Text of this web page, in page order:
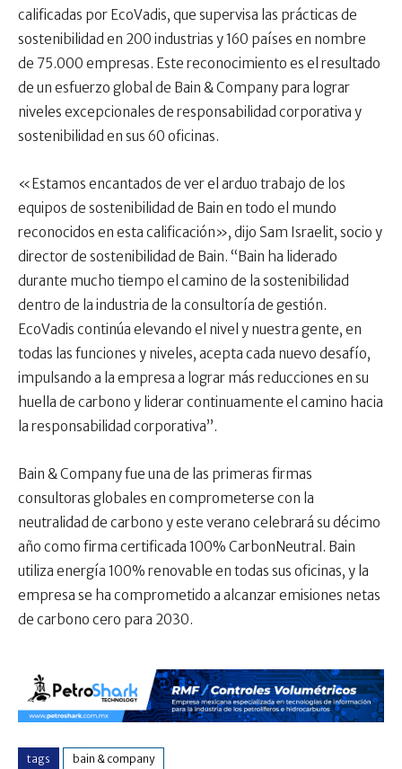
calificadas por EcoVadis, que supervisa las prácticas de
sostenibilidad en 200 industrias y 160 países en nombre
de 75.000 empresas. Este reconocimiento es el resultado
de un esfuerzo global de Bain & Company para lograr
niveles excepcionales de responsabilidad corporativa y
sostenibilidad en sus 60 oficinas.
«Estamos encantados de ver el arduo trabajo de los
equipos de sostenibilidad de Bain en todo el mundo
reconocidos en esta calificación», dijo Sam Israelit, socio y
director de sostenibilidad de Bain. “Bain ha liderado
durante mucho tiempo el camino de la sostenibilidad
dentro de la industria de la consultoría de gestión.
EcoVadis continúa elevando el nivel y nuestra gente, en
todas las funciones y niveles, acepta cada nuevo desafío,
impulsando a la empresa a lograr más reducciones en su
huella de carbono y liderar continuamente el camino hacia
la responsabilidad corporativa”.
Bain & Company fue una de las primeras firmas
consultoras globales en comprometerse con la
neutralidad de carbono y este verano celebrará su décimo
año como firma certificada 100% CarbonNeutral. Bain
utiliza energía 100% renovable en todas sus oficinas, y la
empresa se ha comprometido a alcanzar emisiones netas
de carbono cero para 2030.
tags bain & company